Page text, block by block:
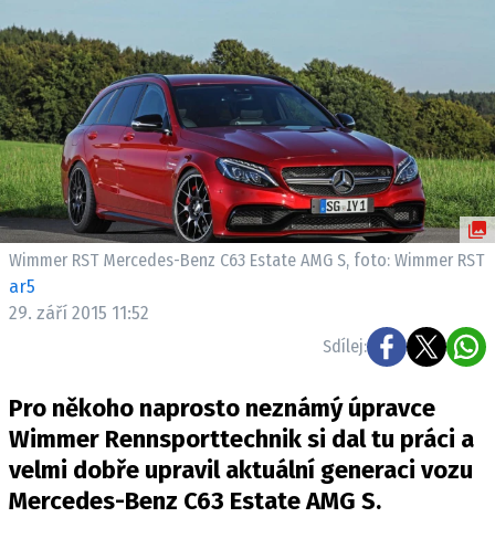
ZAJÍMAVOSTI
TECHNIKA
EKONOMIKA
ČESKÝ TRH
TUNING
PROFI
ELEKTRO
TESTY ELEKTROMOBILŮ
RALLY
OSTATNÍ
Wimmer RST Mercedes-Benz C63 Estate AMG S, foto: Wimmer RST
ar5
29. září 2015 11:52
Sdílej:
Pro někoho naprosto neznámý úpravce
Wimmer Rennsporttechnik si dal tu práci a
velmi dobře upravil aktuální generaci vozu
Mercedes-Benz C63 Estate AMG S.